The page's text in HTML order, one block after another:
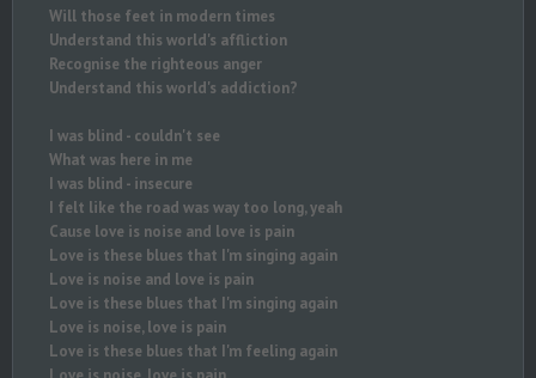
Will those feet in modern times
Understand this world's affliction
Recognise the righteous anger
Understand this world's addiction?
I was blind - couldn't see
What was here in me
I was blind - insecure
I felt like the road was way too long, yeah
Cause love is noise and love is pain
Love is these blues that I'm singing again
Love is noise and love is pain
Love is these blues that I'm singing again
Love is noise, love is pain
Love is these blues that I'm feeling again